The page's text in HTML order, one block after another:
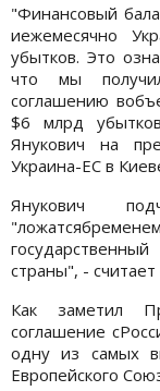
"Финансовый
иежемесячно
убытков. Это
что мы
соглашению
$6 млрд
Янукович на
Украина-ЕС в
Янукович
страны", - считает
Как заметил
соглашение
одну из самых
Европейского